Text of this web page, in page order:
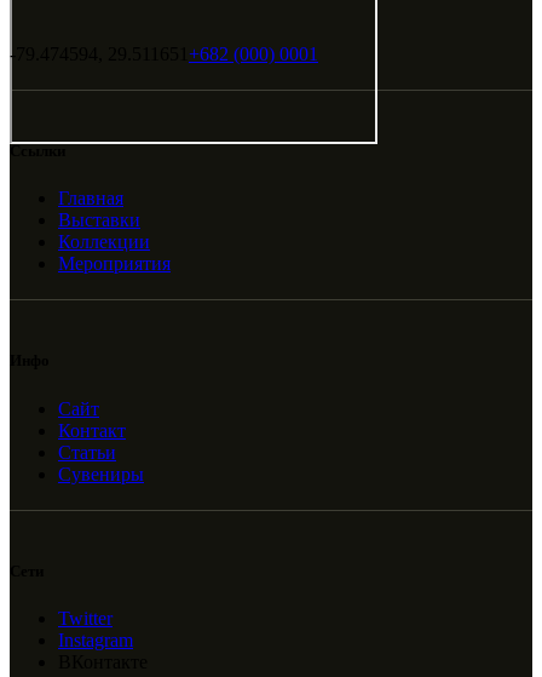
-79.474594, 29.511651 +682 (000) 0001
Главная
Выставки
Коллекции
Мероприятия
Сайт
Контакт
Статьи
Сувениры
Twitter
Instagram